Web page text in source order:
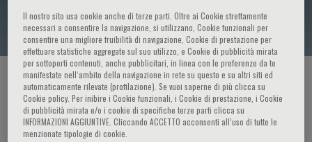
Mauro Perretti
HOME PAGE / CURSOS Y EVENTOS / ORADOR
Il nostro sito usa cookie anche di terze parti. Oltre ai Cookie strettamente
necessari a consentire la navigazione, si utilizzano, Cookie funzionali per
consentire una migliore fruibilità di navigazione, Cookie di prestazione per
effettuare statistiche aggregate sul suo utilizzo, e Cookie di pubblicità mirata
per sottoporti contenuti, anche pubblicitari, in linea con le preferenze da te
manifestate nell‘ambito della navigazione in rete su questo e su altri siti ed
automaticamente rilevate (profilazione). Se vuoi saperne di più clicca su
Cookie policy. Per inibire i Cookie funzionali, i Cookie di prestazione, i Cookie
di pubblicità mirata e/o i cookie di specifiche terze parti clicca su
INFORMAZIONI AGGIUNTIVE. Cliccando ACCETTO acconsenti all’uso di tutte le
menzionate tipologie di cookie.